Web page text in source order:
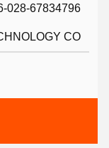
028-67834796
CO